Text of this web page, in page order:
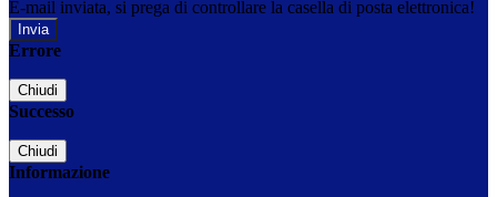
E-mail inviata, si prega di controllare la casella di posta elettronica!
Errore
Chiudi
Successo
Chiudi
Informazione